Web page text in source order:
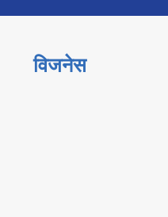
विजनेस